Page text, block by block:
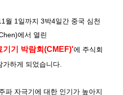
월 1일까지 3박4일간 중국 심천
에서 열린
기기 박람회(CMEF)'에 주식회
가하게 되었습니다.
파 자극기에 대한 인기가 높아지